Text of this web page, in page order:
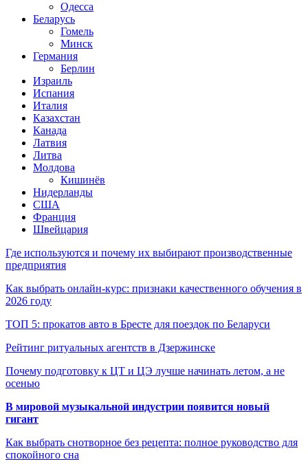
Одесса
Беларусь
Гомель
Минск
Германия
Берлин
Израиль
Испания
Италия
Казахстан
Канада
Латвия
Литва
Молдова
Кишинёв
Нидерланды
США
Франция
Швейцария
Где используются и почему их выбирают производственные
предприятия
Как выбрать онлайн-курс: признаки качественного обучения в
2026 году
ТОП 5: прокатов авто в Бресте для поездок по Беларуси
Рейтинг ритуальных агентств в Дзержинске
Почему подготовку к ЦТ и ЦЭ лучше начинать летом, а не
осенью
В мировой музыкальной индустрии появится новый
гигант
Как выбрать снотворное без рецепта: полное руководство для
спокойного сна